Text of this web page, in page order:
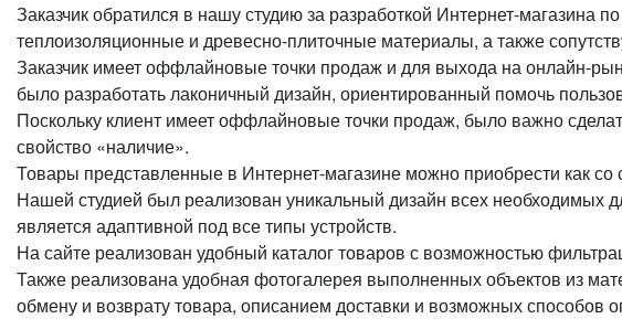
Заказчик обратился в нашу студию за разработкой Интернет-
теплоизоляционные и древесно-плиточные материалы, а также
Заказчик имеет оффлайновые точки продаж и для выхода на онлайн-
было разработать лаконичный дизайн, ориентированный помочь
Поскольку клиент имеет оффлайновые точки продаж, было важно
свойство «наличие».
Товары представленные в Интернет-магазине можно приобрести как со
Нашей студией был реализован уникальный дизайн всех необходимых
является адаптивной под все типы устройств.
На сайте реализован удобный каталог товаров с возможностью
Также реализована удобная фотогалерея выполненных объектов из
обмену и возврату товара, описанием доставки и возможных